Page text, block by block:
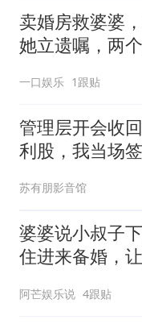
卖婚房救婆婆
她立遗嘱，两
一口娱乐 1跟贴
管理层开会收
利股，我当场
核心技术授权
苏有朋影音馆
婆婆说小叔子
住进来备婚，
阿芒娱乐说 4跟贴